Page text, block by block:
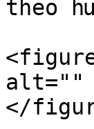
theo
alt=""
</